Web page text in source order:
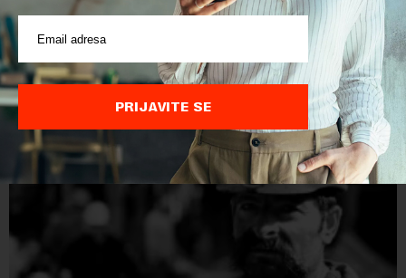
Papua Nova Gvineja jedna je od 141 međunarodne učesnice
koje su do sada potvrdile učešće na specijalizovanoj
međunarodnoj izložbi "Ekspu 2027" Beograd, gde će predstaviti
i kao državu sa najvećom jezičkom ra...
PRIJAVITE SE